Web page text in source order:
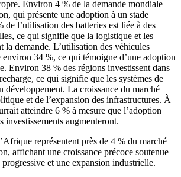
Environ 4 % de la demande mondiale
qui présente une adoption à un stade
de l’utilisation des batteries est liée à des
ce qui signifie que la logistique et les
la demande. L’utilisation des véhicules
environ 34 %, ce qui témoigne d’une adoption
Environ 38 % des régions investissent dans
ce qui signifie que les systèmes de
développement. La croissance du marché
et de l’expansion des infrastructures. À
atteindre 6 % à mesure que l’adoption
investissements augmenteront.
représentent près de 4 % du marché
affichant une croissance précoce soutenue
et une expansion industrielle.